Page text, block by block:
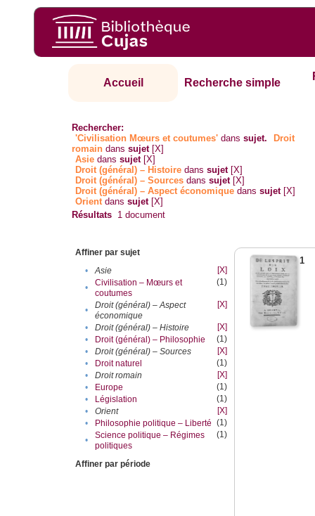
Accueil Recherche simple
Rechercher:
'Civilisation Mœurs et coutumes' danssujet.
Droit
romain danssujet [X]
Asie danssujet [X]
Droit (général) – Histoire danssujet [X]
Droit (général) – Sources danssujet [X]
Droit (général) – Aspect économique danssujet [X]
Orientdanssujet [X]
Résultats 1 document
Affiner par sujet
•
Asie
[X]
•
Civilisation – Mœurs et
coutumes
(1)
•
Droit (général) – Aspect
économique
[X]
• Droit (général) – Histoire
[X]
•
Droit (général) – Philosophie
(1)
•
Droit (général) – Sources
[X]
•
Droit naturel
(1)
•
Droit romain
[X]
•
Europe
(1)
•
Législation
(1)
•
Orient
[X]
•
Philosophie politique – Liberté (1)
•
Science politique – Régimes
politiques
(1)
Affiner par période
1